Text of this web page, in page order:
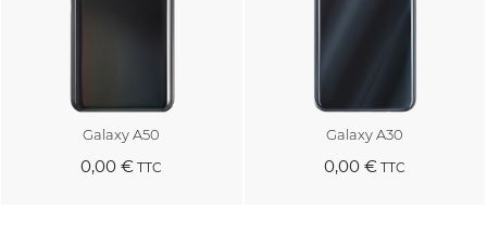
Galaxy A50
0,00 € TTC
Galaxy A30
0,00 €TTC